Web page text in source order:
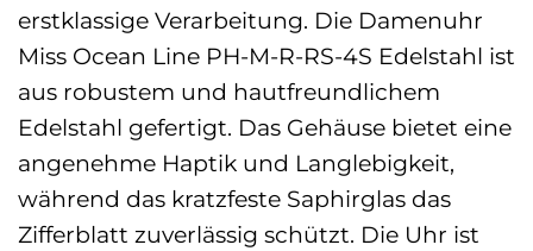
erstklassige Verarbeitung. Die Damenuhr
Miss Ocean Line PH-M-R-RS-4S Edelstahl ist
aus robustem und hautfreundlichem
Edelstahl gefertigt. Das Gehäuse bietet eine
angenehme Haptik und Langlebigkeit,
während das kratzfeste Saphirglas das
Zifferblatt zuverlässig schützt. Die Uhr ist